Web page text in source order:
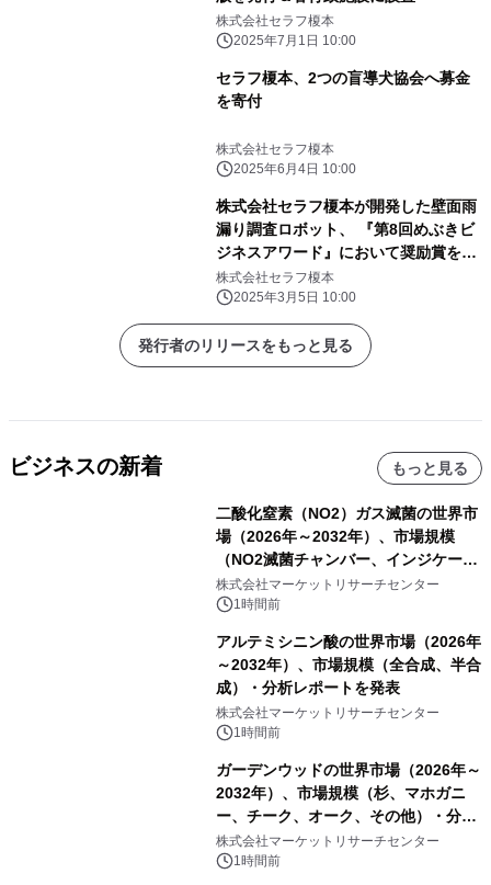
株式会社セラフ榎本
2025年7月1日 10:00
セラフ榎本、2つの盲導犬協会へ募金
を寄付
株式会社セラフ榎本
2025年6月4日 10:00
株式会社セラフ榎本が開発した壁面雨
漏り調査ロボット、 『第8回めぶきビ
ジネスアワード』において奨励賞を受
賞
株式会社セラフ榎本
2025年3月5日 10:00
発行者のリリースをもっと見る
ビジネスの新着 もっと見る
二酸化窒素（NO2）ガス滅菌の世界市
場（2026年～2032年）、市場規模
（NO2滅菌チャンバー、インジケータ
ーおよびモニタリングシステム、その
他）・分析レポートを発表
株式会社マーケットリサーチセンター
1時間前
アルテミシニン酸の世界市場（2026年
～2032年）、市場規模（全合成、半合
成）・分析レポートを発表
株式会社マーケットリサーチセンター
1時間前
ガーデンウッドの世界市場（2026年～
2032年）、市場規模（杉、マホガニ
ー、チーク、オーク、その他）・分析
レポートを発表
株式会社マーケットリサーチセンター
1時間前